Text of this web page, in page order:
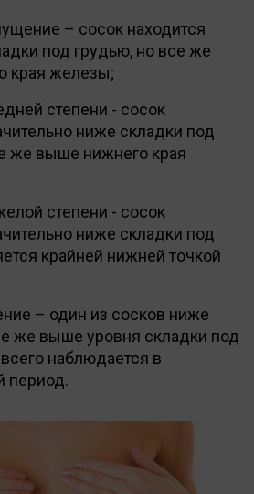
– сосок находится
под грудью, но все же
края железы;
степени - сосок
ниже складки под
же выше нижнего края
степени - сосок
ниже складки под
крайней нижней точкой
– один из сосков ниже
же выше уровня складки под
наблюдается в
период.